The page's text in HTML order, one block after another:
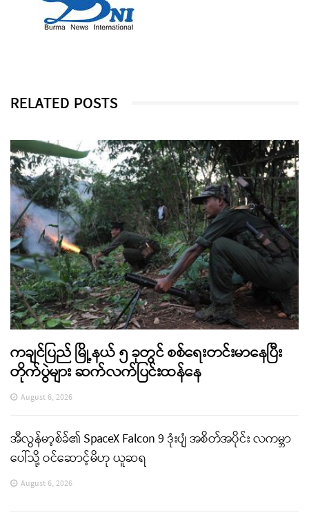
RELATED POSTS
ကချင်ပြည် မြို့နယ် ၅ ခုတွင် စစ်ရေးတင်းမာနေပြီး
တိုက်ပွဲများ ဆက်လက်ပြင်းထန်နေ
August 6, 2026
အီလွန်မာ့စ်ခ်၏ SpaceX Falcon 9 ဒုံးပျံ အစိတ်အပိုင်း လကမ္ဘာ
ပေါ်သို့ ဝင်ဆောင့်မိဟု ယူဆရ
August 6, 2026